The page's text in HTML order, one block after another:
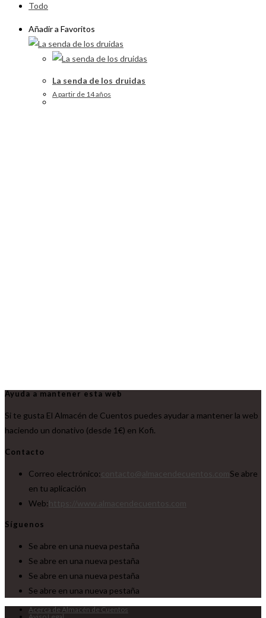
Todo
Añadir a Favoritos
La senda de los druidas
A partir de 14 años
Ayuda a mantener esta web
Si te gusta El Almacén de Cuentos puedes ayudar a mantener la web
haciendo un donativo (desde 1€) en Kofi.
Contacto
Correo electrónico:
Se abre
en tu aplicación
Web:
Síguenos
Se abre en una nueva pestaña
Se abre en una nueva pestaña
Se abre en una nueva pestaña
Se abre en una nueva pestaña
Acerca de Almacén de Cuentos